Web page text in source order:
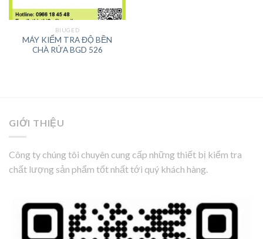
BIUGED
MÁY KIỂM TRA ĐỘ BỀN
CHÀ RỬA BGD 526
GIỚI THIỆU
Công ty chúng tôi chuyên cung cấp những thiết bị kiểm tra
chất lượng sản phẩm tốt nhất tới quý khách hàng.